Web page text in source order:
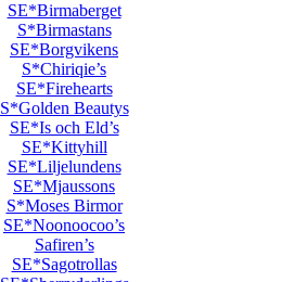
SE*Birmaberget
S*Birmastans
SE*Borgvikens
S*Chiriqie’s
SE*Firehearts
S*Golden Beautys
SE*Is och Eld’s
SE*Kittyhill
SE*Liljelundens
SE*Mjaussons
S*Moses Birmor
SE*Noonoocoo’s
Safiren’s
SE*Sagotrollas